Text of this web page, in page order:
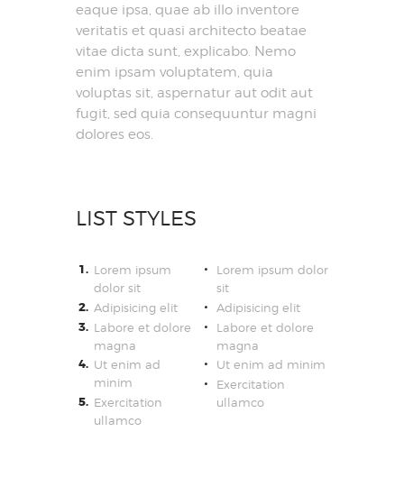
eaque ipsa, quae ab illo inventore
veritatis et quasi architecto beatae
vitae dicta sunt, explicabo. Nemo
enim ipsam voluptatem, quia
voluptas sit, aspernatur aut odit aut
fugit, sed quia consequuntur magni
dolores eos.
LIST STYLES
Lorem ipsum
dolor sit
Adipisicing elit
Labore et dolore
magna
Ut enim ad
minim
Exercitation
ullamco
Lorem ipsum dolor
sit
Adipisicing elit
Labore et dolore
magna
Ut enim ad minim
Exercitation
ullamco